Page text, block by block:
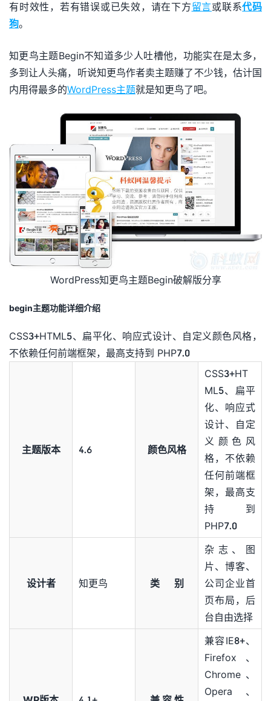
有时效性，若有错误或已失效，请在下方留言或联系代码
狗。
知更鸟主题Begin不知道多少人吐槽他，功能实在是太多，
多到让人头痛，听说知更鸟作者卖主题赚了不少钱，估计国
内用得最多的WordPress主题就是知更鸟了吧。
WordPress知更鸟主题Begin破解版分享
begin主题功能详细介绍
CSS3+HTML5、扁平化、响应式设计、自定义颜色风格，
不依赖任何前端框架，最高支持到 PHP7.0
主题版本 4.6 颜色风格
CSS3+HT
ML5、扁平
化、响应式
设计、自定
义颜色风
格，不依赖
任何前端框
架，最高支
持到
PHP7.0
设计者 知更鸟 类 别
杂志、图
片、博客、
公司企业首
页布局，后
台自由选择
兼容IE8+、
Firefox、
Chrome、
Opera、